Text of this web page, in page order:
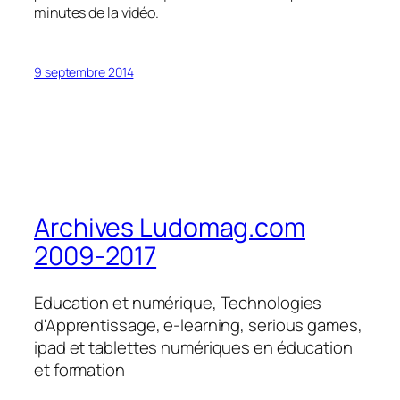
minutes de la vidéo.
9 septembre 2014
Archives Ludomag.com
2009-2017
Education et numérique, Technologies
d'Apprentissage, e-learning, serious games,
ipad et tablettes numériques en éducation
et formation